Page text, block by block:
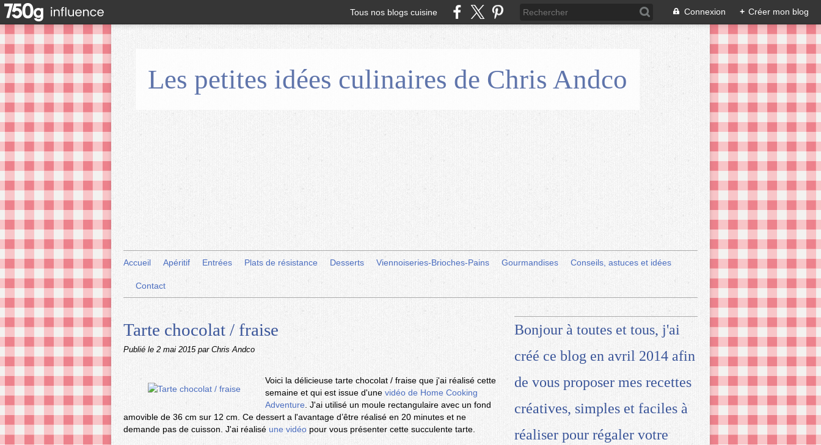
Tous nos blogs cuisine Connexion + Créer mon blog
Les petites idées culinaires de Chris Andco
Accueil Apéritif Entrées Plats de résistance Desserts Viennoiseries-Brioches-Pains Gourmandises Conseils, astuces et idées
Contact
Tarte chocolat / fraise
Publié le 2 mai 2015 par Chris Andco
Voici la délicieuse tarte chocolat / fraise que j'ai réalisé cette
semaine et qui est issue d'une vidéo de Home Cooking
Adventure . J'ai utilisé un moule rectangulaire avec un fond
amovible de 36 cm sur 12 cm. Ce dessert a l'avantage d’être réalisé en 20 minutes et ne
demande pas de cuisson. J'ai réalisé une vidéo pour vous présenter cette succulente tarte.
Bonjour à toutes et tous, j'ai
créé ce blog en avril 2014 afin
de vous proposer mes recettes
créatives, simples et faciles à
réaliser pour régaler votre